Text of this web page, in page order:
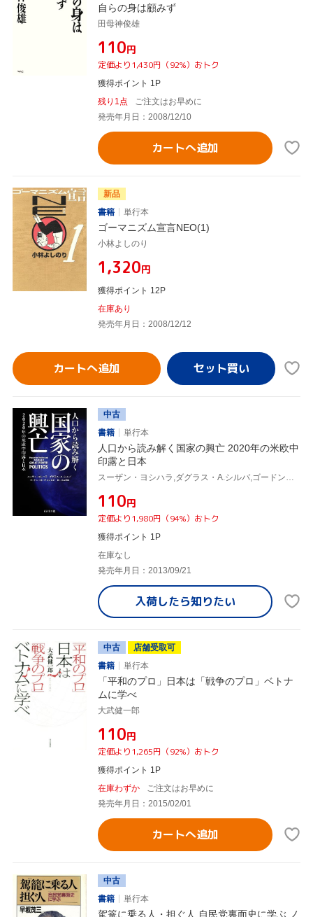
自らの身は顧みず
田母神俊雄
¥110円
定価より1,430円（92%）おトク
獲得ポイント 1P
残り1点
ご注文はお早めに
発売年月日：2008/12/10
カートへ追加
新品
書籍
単行本
ゴーマニズム宣言NEO(1)
小林よしのり
¥1,320円
獲得ポイント 12P
在庫あり
発売年月日：2008/12/12
カートへ追加
中古
書籍
単行本
人口から読み解く国家の興亡 2020年の米欧中
印露と日本
¥110円
定価より1,980円（94%）おトク
獲得ポイント 1P
在庫なし
発売年月日：2013/09/21
入荷したら知りたい
中古
店舗受取可
書籍
単行本
「平和のプロ」日本は「戦争のプロ」ベトナ
ムに学べ
大武健一郎
¥110円
定価より1,265円（92%）おトク
獲得ポイント 1P
在庫わずか
ご注文はお早めに
発売年月日：2015/02/01
カートへ追加
中古
書籍
単行本
駕篭に乗る人・担ぐ人 自民党裏面史に学ぶ ノ